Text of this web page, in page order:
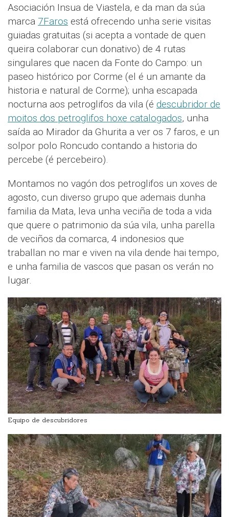
Asociación Insua de Viastela, e da man da súa
marca 7Faros está ofrecendo unha serie visitas
guiadas gratuitas (si acepta a vontade de quen
queira colaborar cun donativo) de 4 rutas
singulares que nacen da Fonte do Campo: un
paseo histórico por Corme (el é un amante da
historia e natural de Corme); unha escapada
nocturna aos petroglifos da vila (é descubridor de
moitos dos petroglifos hoxe catalogados, unha
saída ao Mirador da Ghurita a ver os 7 faros, e un
solpor polo Roncudo contando a historia do
percebe (é percebeiro).
Montamos no vagón dos petroglifos un xoves de
agosto, cun diverso grupo que ademais dunha
familia da Mata, leva unha veciña de toda a vida
que quere o patrimonio da súa vila, unha parella
de veciños da comarca, 4 indonesios que
traballan no mar e viven na vila dende hai tempo,
e unha familia de vascos que pasan os verán no
lugar.
Equipo de descubridores